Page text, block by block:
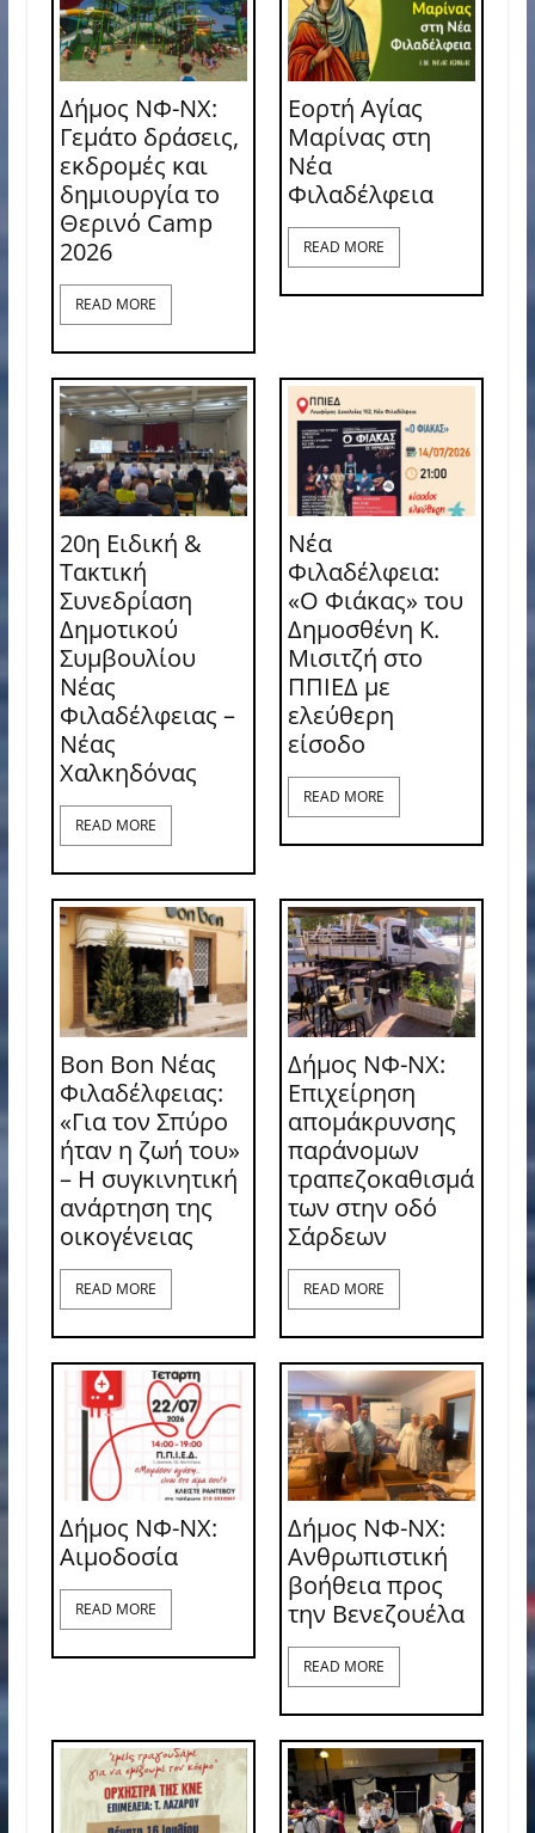
Δήμος ΝΦ-ΝΧ:
Γεμάτο δράσεις,
εκδρομές και
δημιουργία το
Θερινό Camp
2026
READ MORE
Εορτή Αγίας
Μαρίνας στη
Νέα
Φιλαδέλφεια
READ MORE
20η Ειδική &
Τακτική
Συνεδρίαση
Δημοτικού
Συμβουλίου
Νέας
Φιλαδέλφειας –
Νέας
Χαλκηδόνας
READ MORE
Νέα
Φιλαδέλφεια:
«Ο Φιάκας» του
Δημοσθένη Κ.
Μισιτζή στο
ΠΠΙΕΔ με
ελεύθερη
είσοδο
READ MORE
Bon Bon Νέας
Φιλαδέλφειας:
«Για τον Σπύρο
ήταν η ζωή του»
– Η συγκινητική
ανάρτηση της
οικογένειας
READ MORE
Δήμος ΝΦ-ΝΧ:
Επιχείρηση
απομάκρυνσης
παράνομων
τραπεζοκαθισμά
των στην οδό
Σάρδεων
READ MORE
Δήμος ΝΦ-ΝΧ:
Aιμοδοσία
READ MORE
Δήμος ΝΦ-ΝΧ:
Ανθρωπιστική
βοήθεια προς
την Βενεζουέλα
READ MORE